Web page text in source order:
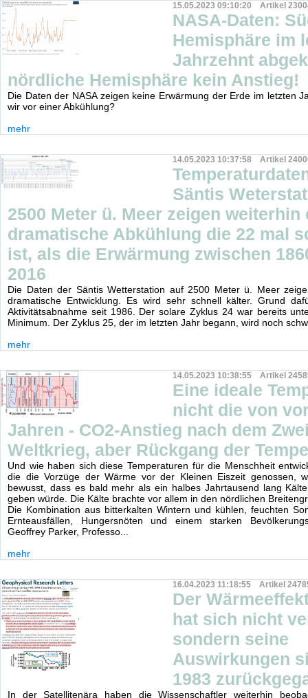
15.05.2023 09:10:20 Artikel
NASA-Daten:
Hemisphäre im
Jahrzehnt
nördliche Hemisphäre kein Anstieg!
Die Daten der NASA zeigen keine Erwärmung der Erde im letzten
wir vor einer Abkühlung?
mehr
14.05.2023 10:37:58 Artikel
Säntis
2500 Meter ü. Meer zeigen weiterhin
dramatische Abkühlung die 22 mal
ist, als die Erwärmung zwischen
2016
Die Daten der Säntis Wetterstation auf 2500 Meter ü. Meer
dramatische Entwicklung. Es wird sehr schnell kälter. Grund
Aktivitätsabnahme seit 1986. Der solare Zyklus 24 war bereits
Minimum. Der Zyklus 25, der im letzten Jahr begann, wird noch
mehr
14.05.2023 10:38:55 Artikel
Eine ideale
nicht die von
Jahren - CO2-Anstieg nach dem
Weltkrieg, aber Rückgang der
Und wie haben sich diese Temperaturen für die Menschheit
die die Vorzüge der Wärme vor der Kleinen Eiszeit genossen,
bewusst, dass es bald mehr als ein halbes Jahrtausend lang
geben würde. Die Kälte brachte vor allem in den nördlichen
Die Kombination aus bitterkalten Wintern und kühlen, feuchten
Ernteausfällen, Hungersnöten und einem starken
Geoffrey Parker, Professo...
mehr
16.04.2023 11:18:55 Artikel
Der
hat sich nicht
sondern seine
Auswirkungen
1983
In der Satellitenära haben die Wissenschaftler weiterhin